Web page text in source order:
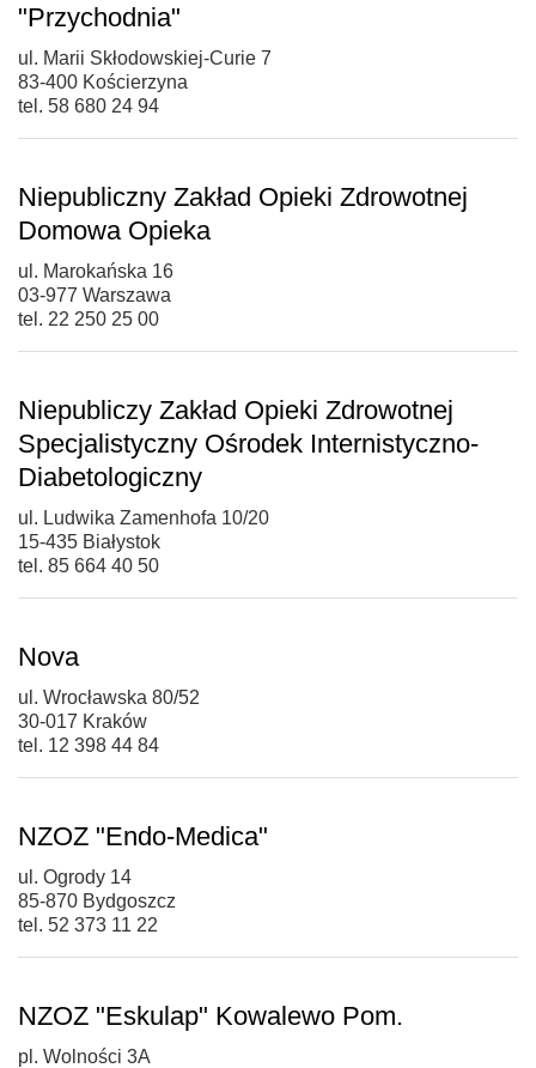
"Przychodnia"
ul. Marii Skłodowskiej-Curie 7
83-400 Kościerzyna
tel. 58 680 24 94
Niepubliczny Zakład Opieki Zdrowotnej
Domowa Opieka
ul. Marokańska 16
03-977 Warszawa
tel. 22 250 25 00
Niepubliczy Zakład Opieki Zdrowotnej
Specjalistyczny Ośrodek Internistyczno-
Diabetologiczny
ul. Ludwika Zamenhofa 10/20
15-435 Białystok
tel. 85 664 40 50
Nova
ul. Wrocławska 80/52
30-017 Kraków
tel. 12 398 44 84
NZOZ "Endo-Medica"
ul. Ogrody 14
85-870 Bydgoszcz
tel. 52 373 11 22
NZOZ "Eskulap" Kowalewo Pom.
pl. Wolności 3A